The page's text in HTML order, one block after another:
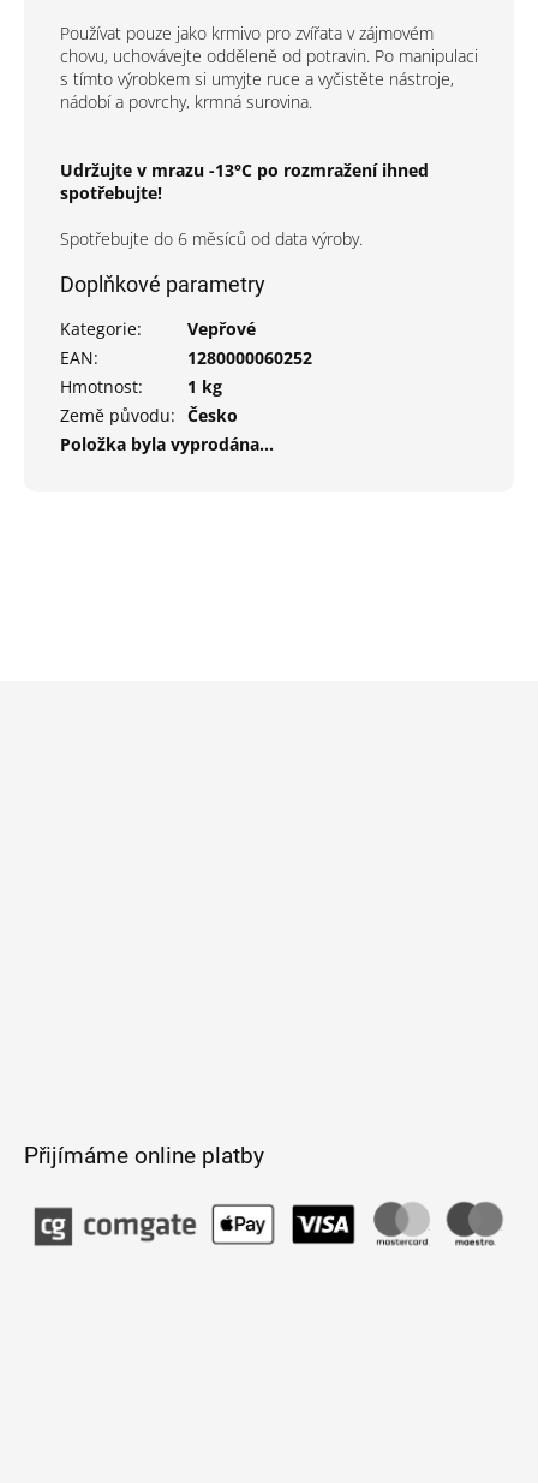
Používat pouze jako krmivo pro zvířata v zájmovém
chovu, uchovávejte odděleně od potravin. Po manipulaci
s tímto výrobkem si umyjte ruce a vyčistěte nástroje,
nádobí a povrchy, krmná surovina.
Udržujte v mrazu -13°C po rozmražení ihned
spotřebujte!
Spotřebujte do 6 měsíců od data výroby.
Doplňkové parametry
Kategorie:
Vepřové
EAN:
1280000060252
Hmotnost:
1 kg
Země původu: Česko
Položka byla vyprodána…
Přijímáme online platby